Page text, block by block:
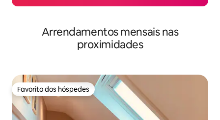
Arrendamentos mensais nas
proximidades
Favorito dos hóspedes
Favorito dos hóspedes